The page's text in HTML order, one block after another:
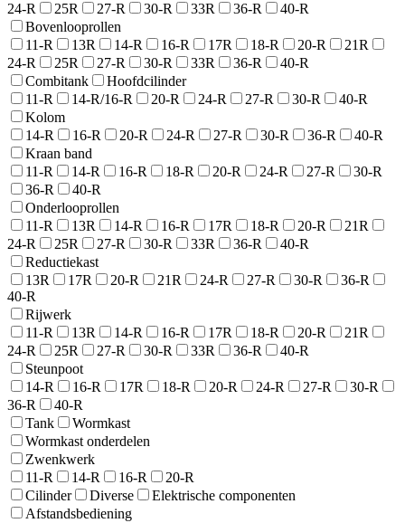
24-R
25R 27-R 30-R 33R 36-R
40-R
Bovenlooprollen
11-R
13R 14-R 16-R 17R 18-R 20-R
21R
24-R
25R 27-R 30-R 33R 36-R
40-R
Combitank
Hoofdcilinder
11-R
14-R/16-R 20-R 24-R 27-R 30-R
40-R
Kolom
14-R
16-R 20-R 24-R 27-R 30-R 36-R
40-R
Kraan band
11-R
14-R 16-R 18-R 20-R 24-R 27-R
30-R
36-R
40-R
Onderlooprollen
11-R
13R 14-R 16-R 17R 18-R 20-R
21R
24-R
25R 27-R 30-R 33R 36-R
40-R
Reductiekast
13R
17R 20-R 21R 24-R 27-R 30-R
36-R
40-R
Rijwerk
11-R
13R 14-R 16-R 17R 18-R 20-R
21R
24-R
25R 27-R 30-R 33R 36-R
40-R
Steunpoot
14-R
16-R 17R 18-R 20-R 24-R 27-R
30-R
36-R
40-R
Tank
Wormkast
Wormkast onderdelen
Zwenkwerk
11-R
14-R 16-R
20-R
Cilinder
Diverse
Elektrische componenten
Afstandsbediening